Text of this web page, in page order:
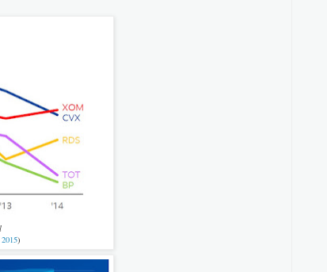
)